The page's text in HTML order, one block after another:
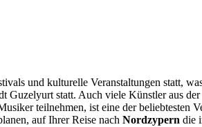
und kulturelle Veranstaltungen statt,
Guzelyurt statt. Auch viele Künstler aus
teilnehmen, ist eine der beliebtesten
auf Ihrer Reise nach Nordzypern die